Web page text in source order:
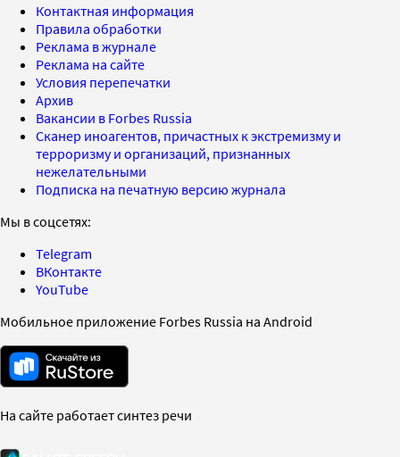
Контактная информация
Правила обработки
Реклама в журнале
Реклама на сайте
Условия перепечатки
Архив
Вакансии в Forbes Russia
Сканер иноагентов, причастных к экстремизму и
терроризму и организаций, признанных
нежелательными
Подписка на печатную версию журнала
Мы в соцсетях:
Telegram
ВКонтакте
YouTube
Мобильное приложение Forbes Russia на Android
На сайте работает синтез речи